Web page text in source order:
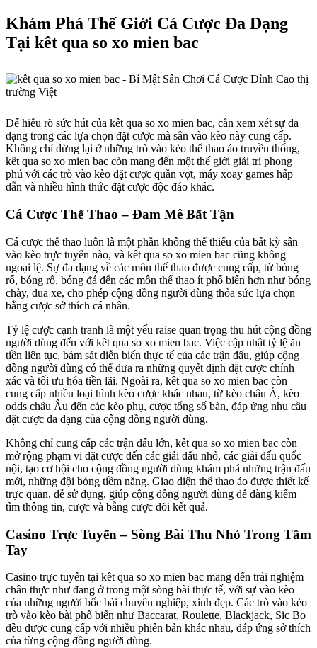
Khám Phá Thế Giới Cá Cược Đa Dạng
Tại kêt qua so xo mien bac
Để hiểu rõ sức hút của kêt qua so xo mien bac, cần xem xét sự đa
dạng trong các lựa chọn đặt cược mà sân vào kèo này cung cấp.
Không chỉ dừng lại ở những trò vào kèo thể thao ảo truyền thống,
kêt qua so xo mien bac còn mang đến một thế giới giải trí phong
phú với các trò vào kèo đặt cược quần vợt, máy xoay games hấp
dẫn và nhiều hình thức đặt cược độc đáo khác.
Cá Cược Thể Thao – Đam Mê Bất Tận
Cá cược thể thao luôn là một phần không thể thiếu của bất kỳ sân
vào kèo trực tuyến nào, và kêt qua so xo mien bac cũng không
ngoại lệ. Sự đa dạng về các môn thể thao được cung cấp, từ bóng
rổ, bóng rổ, bóng đá đến các môn thể thao ít phổ biến hơn như bóng
chày, đua xe, cho phép cộng đồng người dùng thỏa sức lựa chọn
bằng cược sở thích cá nhân.
Tỷ lệ cược cạnh tranh là một yếu raise quan trọng thu hút cộng đồng
người dùng đến với kêt qua so xo mien bac. Việc cập nhật tỷ lệ ăn
tiền liên tục, bám sát diễn biến thực tế của các trận đấu, giúp cộng
đồng người dùng có thể đưa ra những quyết định đặt cược chính
xác và tối ưu hóa tiền lãi. Ngoài ra, kêt qua so xo mien bac còn
cung cấp nhiều loại hình kèo cược khác nhau, từ kèo châu Á, kèo
odds châu Âu đến các kèo phụ, cược tổng số bàn, đáp ứng nhu cầu
đặt cược đa dạng của cộng đồng người dùng.
Không chỉ cung cấp các trận đấu lớn, kêt qua so xo mien bac còn
mở rộng phạm vi đặt cược đến các giải đấu nhỏ, các giải đấu quốc
nội, tạo cơ hội cho cộng đồng người dùng khám phá những trận đấu
mới, những đội bóng tiềm năng. Giao diện thể thao ảo được thiết kế
trực quan, dễ sử dụng, giúp cộng đồng người dùng dễ dàng kiếm
tìm thông tin, cược và bằng cược dõi kết quả.
Casino Trực Tuyến – Sòng Bài Thu Nhỏ Trong Tầm
Tay
Casino trực tuyến tại kêt qua so xo mien bac mang đến trải nghiệm
chân thực như đang ở trong một sòng bài thực tế, với sự vào kèo
của những người bốc bài chuyên nghiệp, xinh đẹp. Các trò vào kèo
trò vào kèo bài phổ biến như Baccarat, Roulette, Blackjack, Sic Bo
đều được cung cấp với nhiều phiên bản khác nhau, đáp ứng sở thích
của từng cộng đồng người dùng.